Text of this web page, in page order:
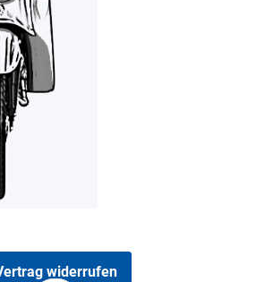
widerrufen